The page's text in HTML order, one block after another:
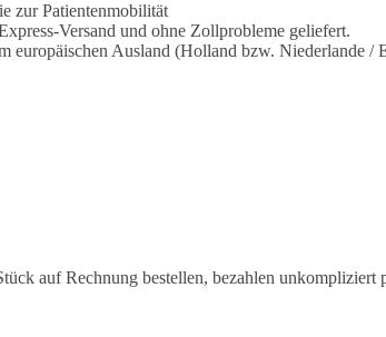
zur Patientenmobilität
Versand und ohne Zollprobleme geliefert.
europäischen Ausland (Holland bzw. Niederlande /
auf Rechnung bestellen, bezahlen unkompliziert